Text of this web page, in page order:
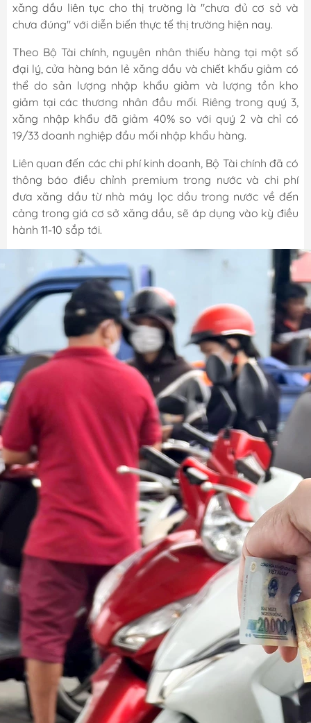
xăng dầu liên tục cho thị trường là "chưa đủ cơ sở và
chưa đúng" với diễn biến thực tế thị trường hiện nay.
Theo Bộ Tài chính, nguyên nhân thiếu hàng tại một số
đại lý, cửa hàng bán lẻ xăng dầu và chiết khấu giảm có
thể do sản lượng nhập khẩu giảm và lượng tồn kho
giảm tại các thương nhân đầu mối. Riêng trong quý 3,
xăng nhập khẩu đã giảm 40% so với quý 2 và chỉ có
19/33 doanh nghiệp đầu mối nhập khẩu hàng.
Liên quan đến các chi phí kinh doanh, Bộ Tài chính đã có
thông báo điều chỉnh premium trong nước và chi phí
đưa xăng dầu từ nhà máy lọc dầu trong nước về đến
cảng trong giá cơ sở xăng dầu, sẽ áp dụng vào kỳ điều
hành 11-10 sắp tới.